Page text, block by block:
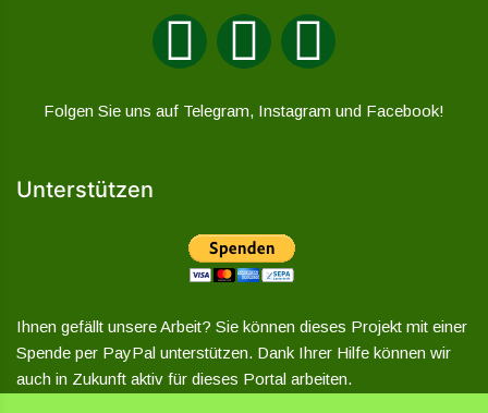
Folgen Sie uns auf Telegram, Instagram und Facebook!
Unterstützen
Ihnen gefällt unsere Arbeit? Sie können dieses Projekt mit einer
Spende per PayPal unterstützen. Dank Ihrer Hilfe können wir
auch in Zukunft aktiv für dieses Portal arbeiten.